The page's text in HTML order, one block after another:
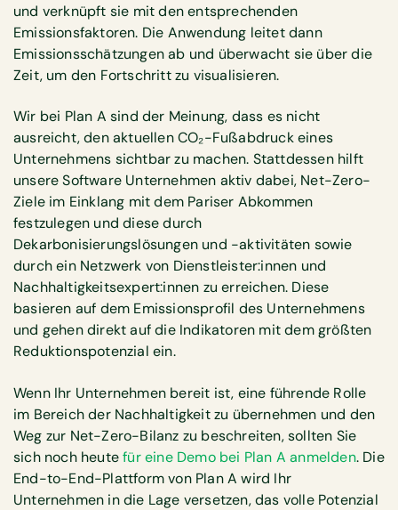
und verknüpft sie mit den entsprechenden
Emissionsfaktoren. Die Anwendung leitet dann
Emissionsschätzungen ab und überwacht sie über die
Zeit, um den Fortschritt zu visualisieren.
Wir bei Plan A sind der Meinung, dass es nicht
ausreicht, den aktuellen CO₂-Fußabdruck eines
Unternehmens sichtbar zu machen. Stattdessen hilft
unsere Software Unternehmen aktiv dabei, Net-Zero-
Ziele im Einklang mit dem Pariser Abkommen
festzulegen und diese durch
Dekarbonisierungslösungen und -aktivitäten sowie
durch ein Netzwerk von Dienstleister:innen und
Nachhaltigkeitsexpert:innen zu erreichen. Diese
basieren auf dem Emissionsprofil des Unternehmens
und gehen direkt auf die Indikatoren mit dem größten
Reduktionspotenzial ein.
Wenn Ihr Unternehmen bereit ist, eine führende Rolle
im Bereich der Nachhaltigkeit zu übernehmen und den
Weg zur Net-Zero-Bilanz zu beschreiten, sollten Sie
sich noch heutefür eine Demo bei Plan A anmelden. Die
End-to-End-Plattform von Plan A wird Ihr
Unternehmen in die Lage versetzen, das volle Potenzial